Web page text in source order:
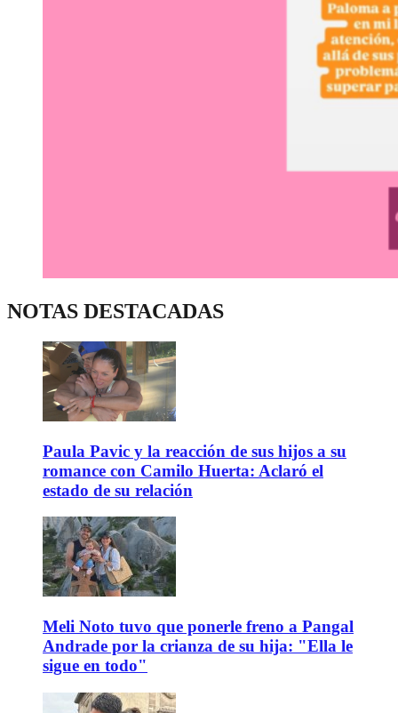
NOTAS DESTACADAS
Paula Pavic y la reacción de sus hijos a su
romance con Camilo Huerta: Aclaró el
estado de su relación
Meli Noto tuvo que ponerle freno a Pangal
Andrade por la crianza de su hija: "Ella le
sigue en todo"